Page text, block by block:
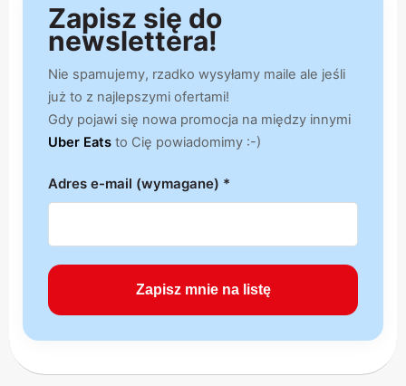
Zapisz się do
newslettera!
Nie spamujemy, rzadko wysyłamy maile ale jeśli
już to z najlepszymi ofertami!
Gdy pojawi się nowa promocja na między innymi
Uber Eats to Cię powiadomimy :-)
Adres e-mail (wymagane) *